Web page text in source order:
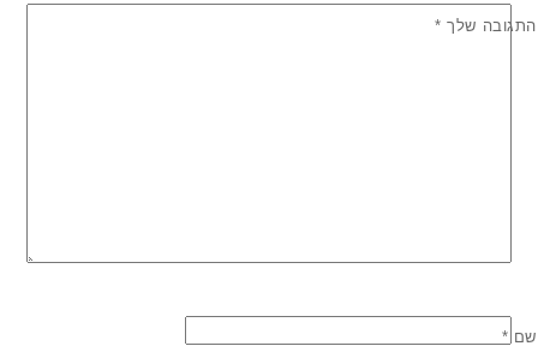
התגובה שלך *
שם *